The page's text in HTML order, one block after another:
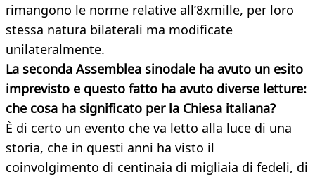
rimangono le norme relative all’8xmille, per loro
stessa natura bilaterali ma modificate
unilateralmente.
La seconda Assemblea sinodale ha avuto un esito
imprevisto e questo fatto ha avuto diverse letture:
che cosa ha significato per la Chiesa italiana?
È di certo un evento che va letto alla luce di una
storia, che in questi anni ha visto il
coinvolgimento di centinaia di migliaia di fedeli, di